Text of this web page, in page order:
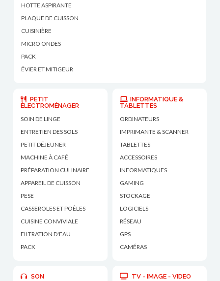
HOTTE ASPIRANTE
PLAQUE DE CUISSON
CUISINIÈRE
MICRO ONDES
PACK
ÉVIER ET MITIGEUR
PETIT
ÉLECTROMÉNAGER
SOIN DE LINGE
ENTRETIEN DES SOLS
PETIT DÉJEUNER
MACHINE À CAFÉ
PRÉPARATION CULINAIRE
APPAREIL DE CUISSON
PESE
CASSEROLES ET POÊLES
CUISINE CONVIVIALE
FILTRATION D'EAU
PACK
INFORMATIQUE &
TABLETTES
ORDINATEURS
IMPRIMANTE & SCANNER
TABLETTES
ACCESSOIRES
INFORMATIQUES
GAMING
STOCKAGE
LOGICIELS
RÉSEAU
GPS
CAMÉRAS
SON
TV - IMAGE - VIDEO